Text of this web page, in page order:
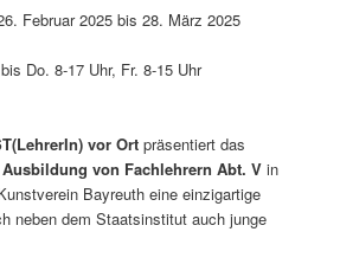
Februar 2025 bis 28. März 2025
Do. 8-17 Uhr, Fr. 8-15 Uhr
vor Ort präsentiert das
von Fachlehrern Abt. V in
Bayreuth eine einzigartige
neben dem Staatsinstitut auch junge